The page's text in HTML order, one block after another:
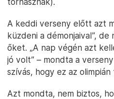
A keddi verseny előtt azt
küzdeni a démonjaival”,
őket. „A nap végén azt
jó volt” – mondta a
szívás, hogy ez az olimpián
Azt mondta, nem biztos,